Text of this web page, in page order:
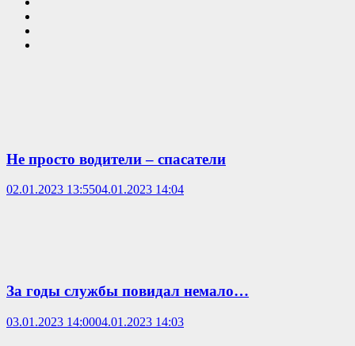
Не просто водители – спасатели
02.01.2023 13:5504.01.2023 14:04
За годы службы повидал немало…
03.01.2023 14:0004.01.2023 14:03